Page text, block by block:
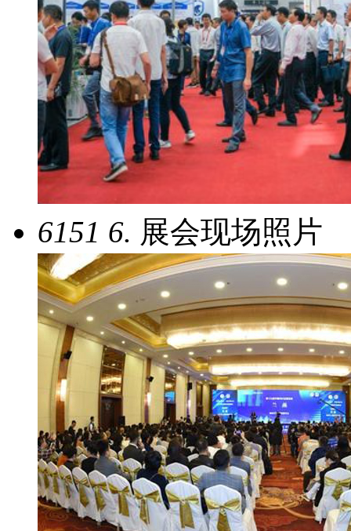
6151 6. 展会现场照片